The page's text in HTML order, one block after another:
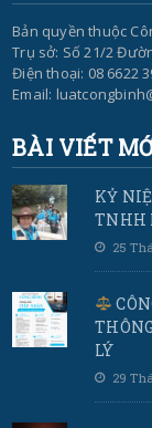
Bản quyền thuộc
Trụ sở: Số 21/2
Điện thoại: 08 6622
Email:
BÀI VIẾT
KỶ
TNHH
25
LÝ
29